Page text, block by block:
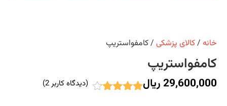
/کالای پزشکی/ کامفواستریپ
ریال (دیدگاه کاربر2
)